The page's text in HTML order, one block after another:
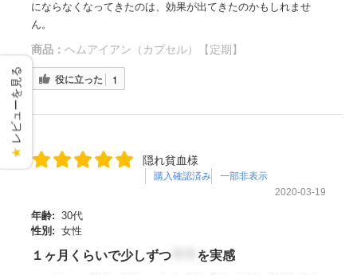
にならなくなってきたのは、効果が出てきたのかもしれませ
ん。
商品： ヘムアイアン（カプセル）【定期】
役に立った 1
隠れ貧血様
購入確認済み
一部非表示
2020-03-19
年齢: 30代
性別: 女性
１ヶ月くらいで少しずつ＊＊ を実感
★
レビューを見る